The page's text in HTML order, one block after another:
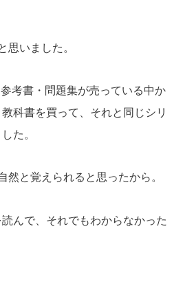
いました。
考書・問題集が売っている中か
科書を買って、それと同じシリ
た。
と覚えられると思ったから。
んで、それでもわからなかった